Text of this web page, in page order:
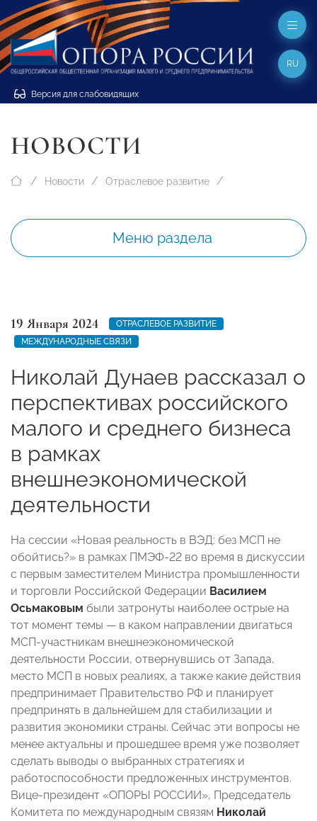
Версия для слабовидящих
RU
НОВОСТИ
Новости Отраслевое развитие
Меню раздела
19 Января 2024
ОТРАСЛЕВОЕ РАЗВИТИЕ
МЕЖДУНАРОДНЫЕ СВЯЗИ
Николай Дунаев рассказал о
перспективах российского
малого и среднего бизнеса
в рамках
внешнеэкономической
деятельности
На сессии «Новая реальность в ВЭД: без МСП не
обойтись?» в рамках ПМЭФ-22 во время в дискуссии
с первым заместителем Министра промышленности
и торговли Российской Федерации Василием
Осьмаковым были затронуты наиболее острые на
тот момент темы — в каком направлении двигаться
МСП-участникам внешнеэкономической
деятельности России, отвернувшись от Запада,
место МСП в новых реалиях, а также какие действия
предпринимает Правительство РФ и планирует
предпринять в дальнейшем для стабилизации и
развития экономики страны. Сейчас эти вопросы не
менее актуальны и прошедшее время уже позволяет
сделать выводы о выбранных стратегиях и
работоспособности предложенных инструментов.
Вице-президент «ОПОРЫ РОССИИ», Председатель
Комитета по международным связям Николай